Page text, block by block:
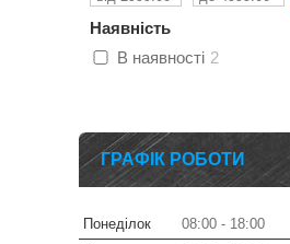
Наявність
В наявності 2
ГРАФІК РОБОТИ
Понеділок 08:00
18:00